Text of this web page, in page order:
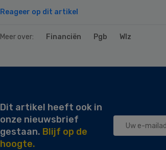
Reageer op dit artikel
Meer over: Financiën Pgb Wlz
Dit artikel heeft ook in
onze nieuwsbrief
gestaan. Blijf op de
hoogte.